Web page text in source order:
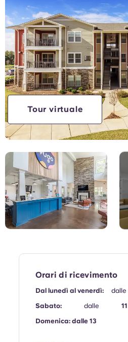
Tour virtuale
Orari di ricevimento
Dal lunedì al venerdì: dalle
Sabato:
dalle 11
Domenica: dalle 13